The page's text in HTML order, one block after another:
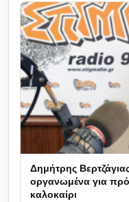
Δημήτρης
οργανωμένα για
καλοκαίρι